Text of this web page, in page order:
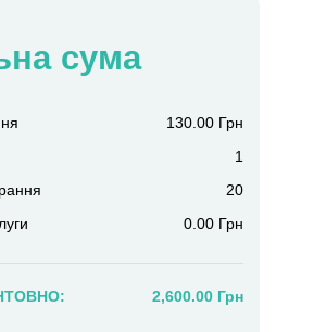
сума
130.00 Грн
1
20
0.00 Грн
2,600.00 Грн